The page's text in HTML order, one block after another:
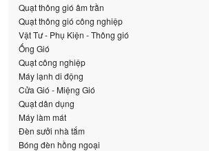
Quạt thông gió âm trần
Quạt thông gió công nghiệp
Vật Tư - Phụ Kiện - Thông gió
Ống Gió
Quạt công nghiệp
Máy lạnh di động
Cửa Gió - Miệng Gió
Quạt dân dụng
Máy làm mát
Đèn sưởi nhà tắm
Bóng đèn hồng ngoại